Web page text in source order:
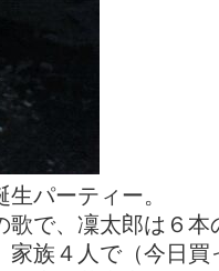
パーティー。
歌で、凜太郎は６本
家族４人で（今日